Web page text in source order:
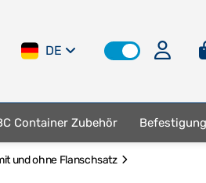
DE
Container Zubehör
und ohne Flanschsatz